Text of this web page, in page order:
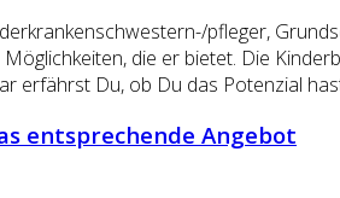
pfleger,
die er bietet. Die
erfährst Du, ob Du das Potenzial
entsprechende Angebot